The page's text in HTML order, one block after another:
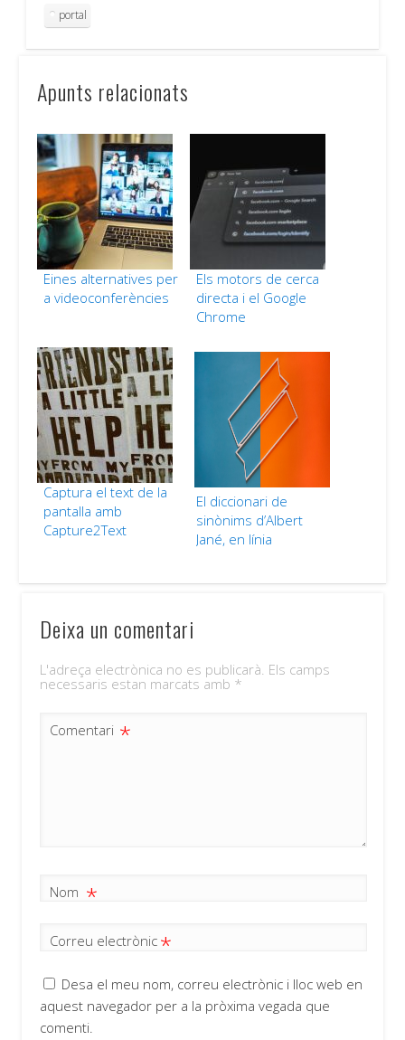
portal
Apunts relacionats
Eines alternatives per
a videoconferències
Els motors de cerca
directa i el Google
Chrome
Captura el text de la
pantalla amb
Capture2Text
El diccionari de
sinònims d’Albert
Jané, en línia
Deixa un comentari
L'adreça electrònica no es publicarà. Els camps
necessaris estan marcats amb *
Comentari *
Nom *
Correu electrònic *
Desa el meu nom, correu electrònic i lloc web en
aquest navegador per a la pròxima vegada que
comenti.